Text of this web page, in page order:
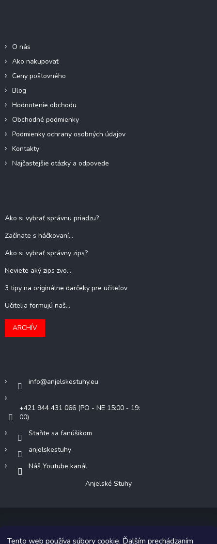
Tento web používa súbory cookie. Ďalším prechádzaním
O nás
Ako nakupovať
Ceny poštovného
Blog
Hodnotenie obchodu
Obchodné podmienky
Podmienky ochrany osobných údajov
Kontakty
Najčastejšie otázky a odpovede
Ako si vybrať správnu priadzu?
Začínate s háčkovaní...
Ako si vybrať správny zips?
Neviete aký zips zvo...
3 tipy na originálne darčeky pre učiteľov
Učitelia formujú naš...
ARCHÍV
info@anjelskestuhy.eu
+421 944 431 066 (PO - NE 15:00 - 19:
00)
Staňte sa fanúšikom
anjelskestuhy
Náš Youtube kanál
Anjelské Stuhy